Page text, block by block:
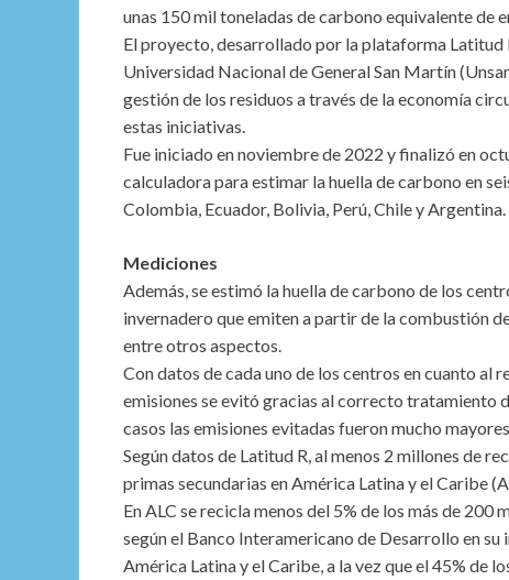
unas 150 mil toneladas de carbono equivalente de
El proyecto, desarrollado por la plataforma Latitud
Universidad Nacional de General San Martín
gestión de los residuos a través de la economía
estas iniciativas.
Fue iniciado en noviembre de 2022 y finalizó en
calculadora para estimar la huella de carbono en
Colombia, Ecuador, Bolivia, Perú, Chile y Argentina.
Mediciones
Además, se estimó la huella de carbono de los
invernadero que emiten a partir de la combustión
entre otros aspectos.
Con datos de cada uno de los centros en cuanto al
emisiones se evitó gracias al correcto tratamiento
casos las emisiones evitadas fueron mucho
Según datos de Latitud R, al menos 2 millones de
primas secundarias en América Latina y el Caribe
En ALC se recicla menos del 5% de los más de 200
según el Banco Interamericano de Desarrollo en
América Latina y el Caribe, a la vez que el 45% de